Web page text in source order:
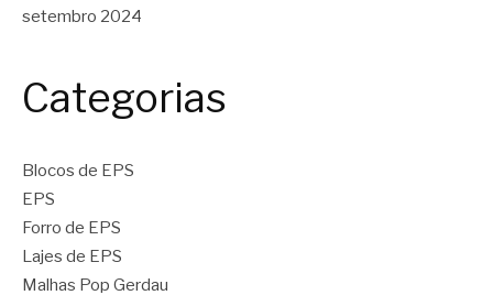
setembro 2024
Categorias
Blocos de EPS
EPS
Forro de EPS
Lajes de EPS
Malhas Pop Gerdau